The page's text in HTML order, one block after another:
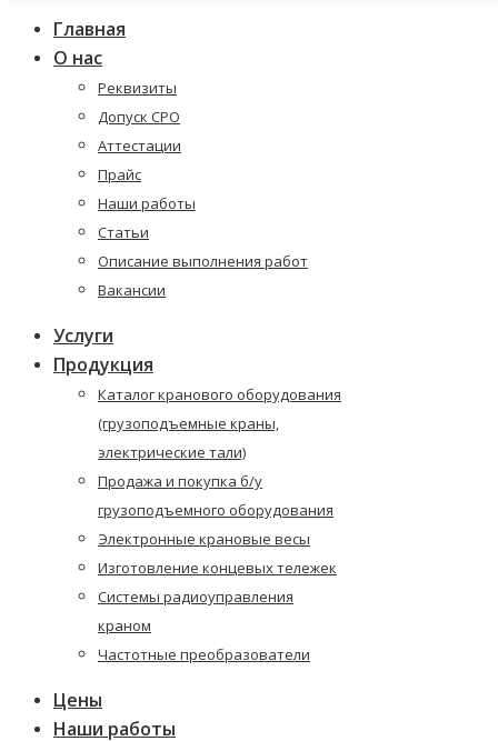
Главная
О нас
Реквизиты
Допуск СРО
Аттестации
Прайс
Наши работы
Статьи
Описание выполнения работ
Вакансии
Услуги
Продукция
Каталог кранового оборудования
(грузоподъемные краны,
электрические тали)
Продажа и покупка б/у
грузоподъемного оборудования
Электронные крановые весы
Изготовление концевых тележек
Системы радиоуправления
краном
Частотные преобразователи
Цены
Наши работы